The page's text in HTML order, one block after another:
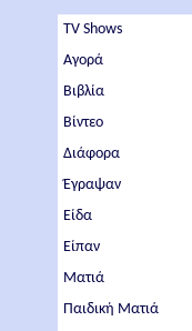
TV Shows
Αγορά
Βιβλία
Βίντεο
Διάφορα
Έγραψαν
Είδα
Είπαν
Ματιά
Παιδική Ματιά